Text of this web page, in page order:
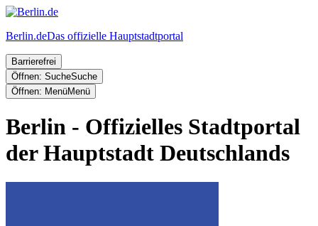
Berlin.deDas offizielle Hauptstadtportal
Barrierefrei
Öffnen: SucheSuche
Öffnen: MenüMenü
Berlin - Offizielles Stadtportal
der Hauptstadt Deutschlands